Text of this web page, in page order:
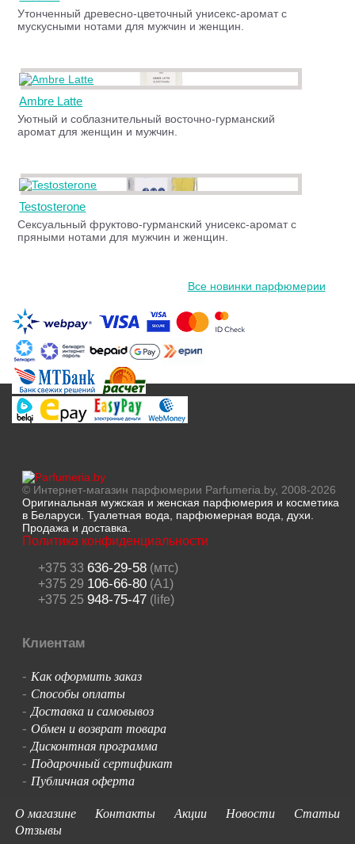
Утонченный древесно-цветочный унисекс-аромат с
мускусными нотами для мужчин и женщин.
Ambre Latte
Уютный и соблазнительный восточно-гурманский
аромат для женщин и мужчин.
Testosterone
Сексуальный фруктово-гурманский унисекс-аромат с
пряными нотами для мужчин и женщин.
Все новинки парфюмерии
© Интернет-магазин парфюмерии Parfumeria.by, 2008-2026
Оригинальная мужская и женская парфюмерия и косметика
в Беларуси. Туалетная вода, парфюмерная вода, духи.
Продажа и доставка.
Политика конфиденциальности
+375 33 636-29-58(мтс)
+375 29 106-66-80(A1)
+375 25 948-75-47(life)
Клиентам
- Как оформить заказ
- Способы оплаты
-Доставка и самовывоз
- Обмен и возврат товара
-Дисконтная программа
- Подарочный сертификат
- Публичная оферта
О магазине
Контакты Акции Новости
Статьи
Отзывы